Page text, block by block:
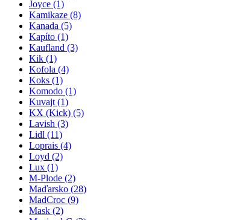
Joyce (1)
Kamikaze (8)
Kanada (5)
Kapíto (1)
Kaufland (3)
Kik (1)
Kofola (4)
Koks (1)
Komodo (1)
Kuvajt (1)
KX (Kick) (5)
Lavish (3)
Lidl (11)
Loprais (4)
Loyd (2)
Lux (1)
M-Plode (2)
Maďarsko (28)
MadCroc (9)
Mask (2)